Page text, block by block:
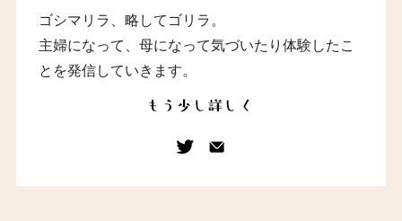
ゴシマリラ、略してゴリラ。
主婦になって、母になって気づいたり体験したこ
とを発信していきます。